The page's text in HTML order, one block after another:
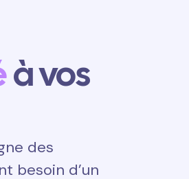
à vos
des
besoin d’un